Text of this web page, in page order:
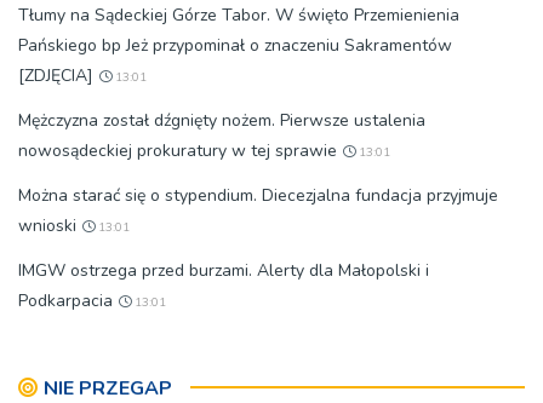
Tłumy na Sądeckiej Górze Tabor. W święto Przemienienia
Pańskiego bp Jeż przypominał o znaczeniu Sakramentów
[ZDJĘCIA]
13:01
Mężczyzna został dźgnięty nożem. Pierwsze ustalenia
nowosądeckiej prokuratury w tej sprawie
13:01
Można starać się o stypendium. Diecezjalna fundacja przyjmuje
wnioski
13:01
IMGW ostrzega przed burzami. Alerty dla Małopolski i
Podkarpacia
13:01
NIE PRZEGAP